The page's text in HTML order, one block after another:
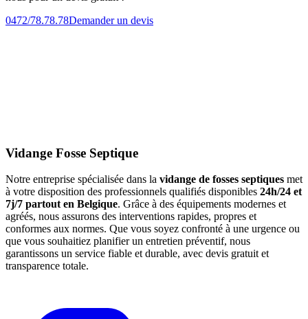
0472/78.78.78Demander un devis
Vidange Fosse Septique
Notre entreprise spécialisée dans la vidange de fosses septiques met
à votre disposition des professionnels qualifiés disponibles 24h/24 et
7j/7 partout en Belgique. Grâce à des équipements modernes et
agréés, nous assurons des interventions rapides, propres et
conformes aux normes. Que vous soyez confronté à une urgence ou
que vous souhaitiez planifier un entretien préventif, nous
garantissons un service fiable et durable, avec devis gratuit et
transparence totale.